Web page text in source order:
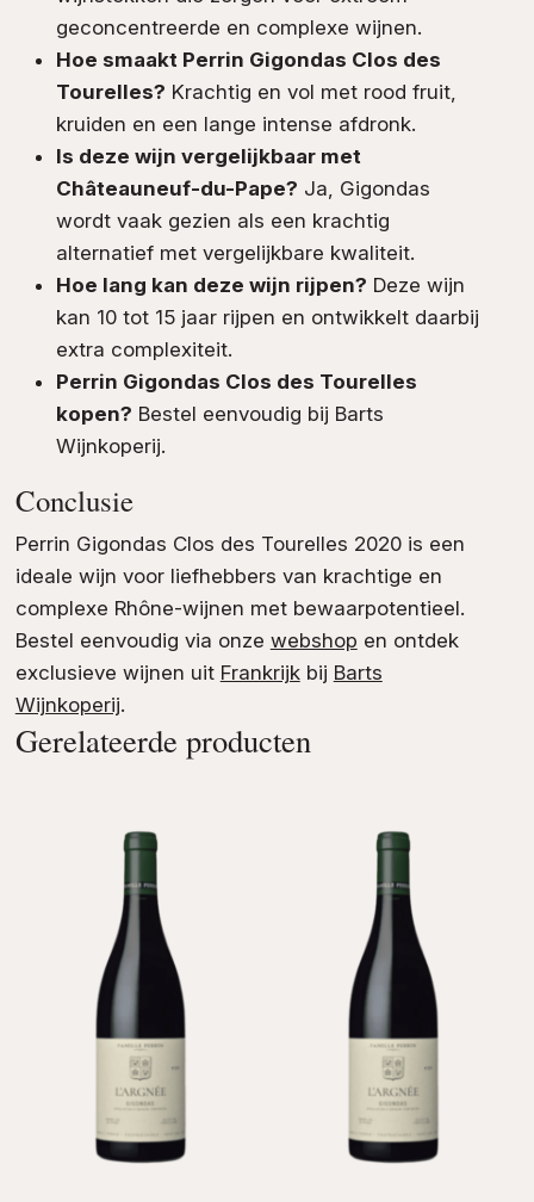
geconcentreerde en complexe wijnen.
Hoe smaakt Perrin Gigondas Clos des
Tourelles? Krachtig en vol met rood fruit,
kruiden en een lange intense afdronk.
Is deze wijn vergelijkbaar met
Châteauneuf-du-Pape? Ja, Gigondas
wordt vaak gezien als een krachtig
alternatief met vergelijkbare kwaliteit.
Hoe lang kan deze wijn rijpen? Deze wijn
kan 10 tot 15 jaar rijpen en ontwikkelt daarbij
extra complexiteit.
Perrin Gigondas Clos des Tourelles
kopen? Bestel eenvoudig bij Barts
Wijnkoperij.
Conclusie
Perrin Gigondas Clos des Tourelles 2020 is een
ideale wijn voor liefhebbers van krachtige en
complexe Rhône-wijnen met bewaarpotentieel.
Bestel eenvoudig via onze webshop en ontdek
exclusieve wijnen uit Frankrijkbij Barts
Wijnkoperij.
Gerelateerde producten